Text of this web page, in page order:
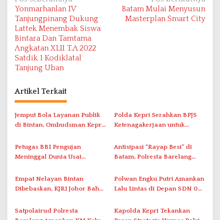
a
v
i
g
a
i
p
o
Yonmarhanlan IV
Tanjungpinang Dukung
Lattek Menembak Siswa
Bintara Dan Tamtama
Angkatan XLII T.A 2022
Satdik 1 Kodiklatal
Tanjung Uban
Batam Mulai Menyusun
Masterplan Smart City
Artikel Terkait
Jemput Bola Layanan Publik
di Bintan, Ombudsman Kepri
Solar Nelayan
Polda Kepri Serahkan BPJS
Ketenagakerjaan untuk
Petugas BBI Pengujan
Meninggal Dunia Usai
Daud
Antisipasi “Rayap Besi” di
Batam, Polresta Barelang
Instansi
Empat Nelayan Bintan
Dibebaskan, KJRI Johor Bahru
Indonesia
Polwan Engku Putri Amankan
Lalu Lintas di Depan SDN 001
Satpolairud Polresta
Kapolda Kepri Tekankan